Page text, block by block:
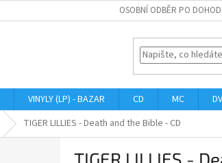
OSOBNÍ ODBĚR PO
VINYLY (LP) - BAZAR CD MC
TIGER LILLIES - Death and the Bible - CD